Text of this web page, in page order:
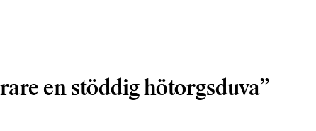
en stöddig hötorgsduva